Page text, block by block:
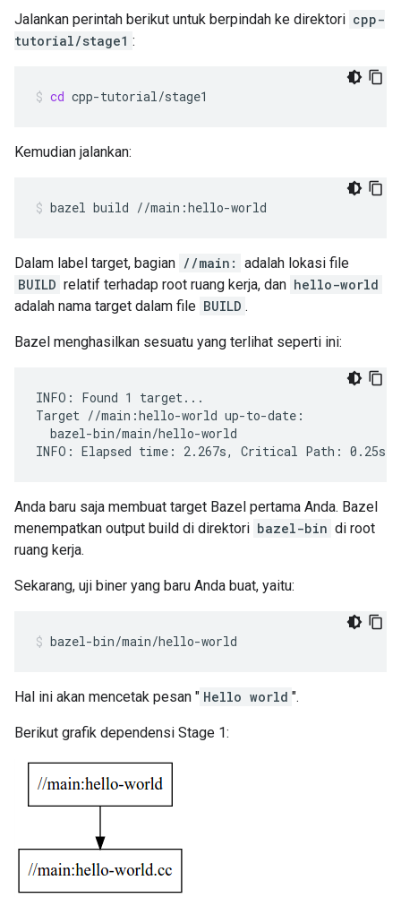
Jalankan perintah berikut untuk berpindah ke direktori cpp-
tutorial/stage1 :
cd cpp-tutorial/stage1
Kemudian jalankan:
bazel build //main:hello-world
Dalam label target, bagian //main: adalah lokasi file
BUILD relatif terhadap root ruang kerja, dan hello-world
adalah nama target dalam file BUILD .
Bazel menghasilkan sesuatu yang terlihat seperti ini:
INFO: Found 1 target...
Target //main:hello-world up-to-date:
  bazel-bin/main/hello-world
Anda baru saja membuat target Bazel pertama Anda. Bazel
menempatkan output build di direktori bazel-bin di root
ruang kerja.
Sekarang, uji biner yang baru Anda buat, yaitu:
bazel-bin/main/hello-world
Hal ini akan mencetak pesan " Hello world ".
Berikut grafik dependensi Stage 1: